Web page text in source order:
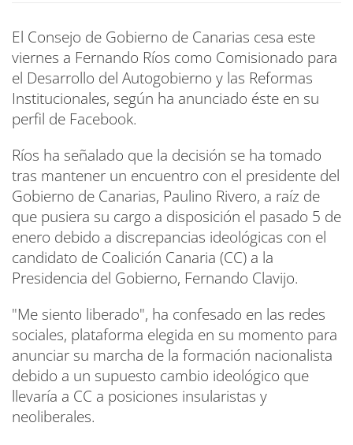
El Consejo de Gobierno de Canarias cesa este
viernes a Fernando Ríos como Comisionado para
el Desarrollo del Autogobierno y las Reformas
Institucionales, según ha anunciado éste en su
perfil de Facebook.
Ríos ha señalado que la decisión se ha tomado
tras mantener un encuentro con el presidente del
Gobierno de Canarias, Paulino Rivero, a raíz de
que pusiera su cargo a disposición el pasado 5 de
enero debido a discrepancias ideológicas con el
candidato de Coalición Canaria (CC) a la
Presidencia del Gobierno, Fernando Clavijo.
"Me siento liberado", ha confesado en las redes
sociales, plataforma elegida en su momento para
anunciar su marcha de la formación nacionalista
debido a un supuesto cambio ideológico que
llevaría a CC a posiciones insularistas y
neoliberales.